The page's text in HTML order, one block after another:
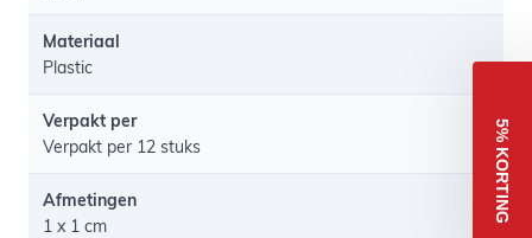
Materiaal
Plastic
Verpakt per
Verpakt per 12 stuks
Afmetingen
1 x 1 cm
5% KORTING